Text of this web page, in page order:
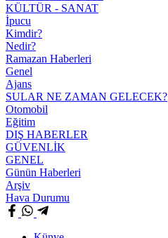
KÜLTÜR - SANAT
İpucu
Kimdir?
Nedir?
Ramazan Haberleri
Genel
Ajans
SULAR NE ZAMAN GELECEK?
Otomobil
Eğitim
DIŞ HABERLER
GÜVENLİK
GENEL
Günün Haberleri
Arşiv
Hava Durumu